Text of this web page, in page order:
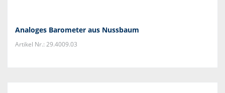
Analoges Barometer aus Nussbaum
Artikel Nr.: 29.4009.03